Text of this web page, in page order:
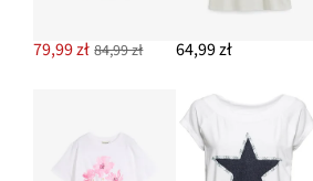
DODAJ DO KOSZYKA
DODAJ DO KOSZYKA
79,99 zł 84,99 zł 64,99 zł